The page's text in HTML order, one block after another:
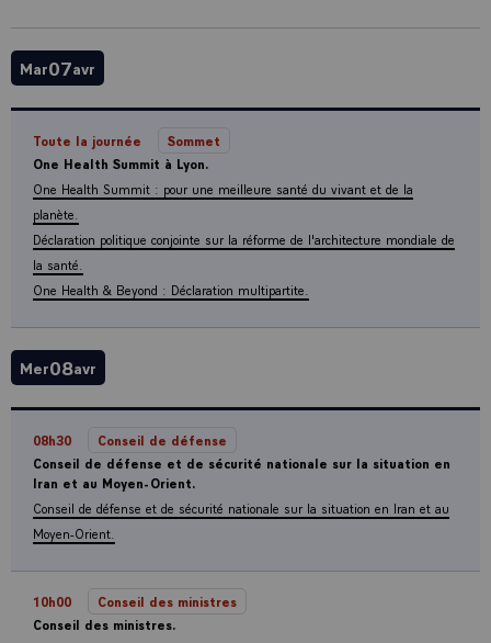
Mar07avr
Toute la journée
Sommet
One Health Summit à Lyon.
One Health Summit : pour une meilleure santé du vivant et de la
planète.
Déclaration politique conjointe sur la réforme de l'architecture mondiale de
la santé.
One Health & Beyond : Déclaration multipartite.
Mer08avr
08h30
Conseil de défense
Conseil de défense et de sécurité nationale sur la situation en
Iran et au Moyen-Orient.
Conseil de défense et de sécurité nationale sur la situation en Iran et au
Moyen-Orient.
10h00
Conseil des ministres
Conseil des ministres.